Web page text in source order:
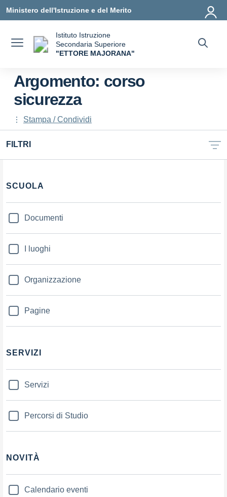
Ministero dell'Istruzione e del Merito
Istituto Istruzione
Secondaria Superiore
"ETTORE MAJORANA"
Argomento: corso
sicurezza
Stampa / Condividi
FILTRI
Filtri
SCUOLA
Documenti
I luoghi
Organizzazione
Pagine
SERVIZI
Servizi
Percorsi di Studio
NOVITÀ
Calendario eventi